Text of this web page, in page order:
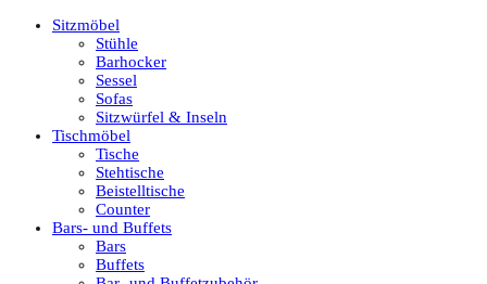
Sitzmöbel
Stühle
Barhocker
Sessel
Sofas
Sitzwürfel & Inseln
Tischmöbel
Tische
Stehtische
Beistelltische
Counter
Bars- und Buffets
Bars
Buffets